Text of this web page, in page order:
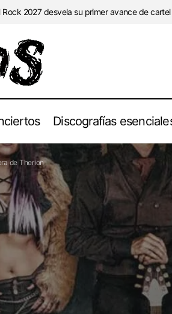
Rock 2027 desvela su primer avance de
Discografías
esenciales Discografías Esenciales:
de Therion